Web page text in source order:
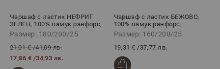
Чаршаф с ластик НЕФРИТ
ЗЕЛЕН, 100% памук ранфорс,
180/200/25 см
Размер: 180/200/25
21,01 €/41,09 лв.
17,86 € /34,93 лв.
Чаршаф с ластик БЕЖОВО,
100% памук ранфорс,
160/200/25 см
Размер: 160/200/25
19,31 € /37,77 лв.